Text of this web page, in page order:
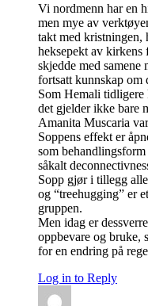
Vi nordmenn har en
men mye av
takt med kristningen,
heksepekt av kirkens
skjedde med
fortsatt kunnskap om
Som Hemali tidligere
det gjelder ikke bare
Amanita Muscaria
Soppens effekt er
som
såkalt
Sopp gjør i tillegg
og “treehugging” er
gruppen.
Men idag er
oppbevare og bruke,
for en endring på
Log in to Reply